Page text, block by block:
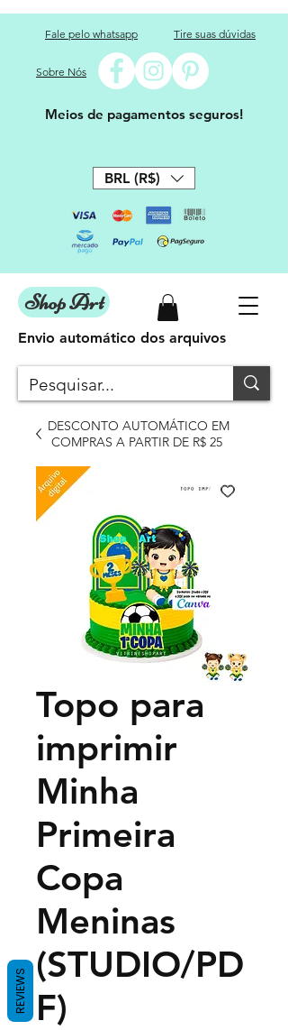
Fale pelo whatsapp Tire suas dúvidas
Sobre Nós
Meios de pagamentos seguros!
BRL (R$)
Shop Art
DESCONTO AUTOMÁTICO EM
COMPRAS A PARTIR DE R$ 25
Envio automático dos arquivos
Topo para
imprimir
Minha
Primeira
Copa
Meninas
(STUDIO/PD
F)
REVIEWS